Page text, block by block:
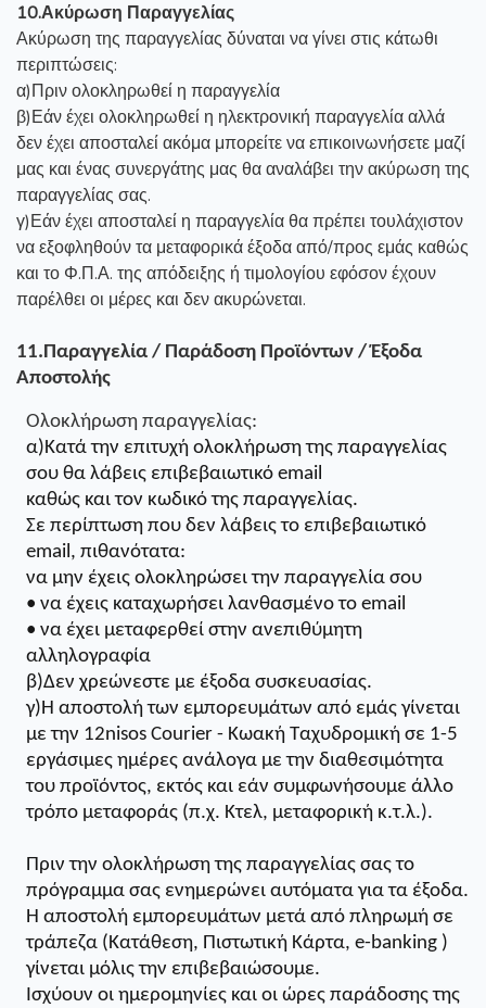
10.Ακύρωση Παραγγελίας
Ακύρωση της παραγγελίας δύναται να γίνει στις κάτωθι
περιπτώσεις:
α)Πριν ολοκληρωθεί η παραγγελία
β)Εάν έχει ολοκληρωθεί η ηλεκτρονική παραγγελία αλλά
δεν έχει αποσταλεί ακόμα μπορείτε να επικοινωνήσετε μαζί
μας και ένας συνεργάτης μας θα αναλάβει την ακύρωση της
παραγγελίας σας.
γ)Εάν έχει αποσταλεί η παραγγελία θα πρέπει τουλάχιστον
να εξοφληθούν τα μεταφορικά έξοδα από/προς εμάς καθώς
και το Φ.Π.Α. της απόδειξης ή τιμολογίου εφόσον έχουν
παρέλθει οι μέρες και δεν ακυρώνεται.
11.Παραγγελία / Παράδοση Προϊόντων / Έξοδα
Αποστολής
Ολοκλήρωση παραγγελίας:
α)Κατά την επιτυχή ολοκλήρωση της παραγγελίας
σου θα λάβεις επιβεβαιωτικό email
καθώς και τον κωδικό της παραγγελίας.
Σε περίπτωση που δεν λάβεις το επιβεβαιωτικό
email, πιθανότατα:
να μην έχεις ολοκληρώσει την παραγγελία σου
• να έχεις καταχωρήσει λανθασμένο το email
• να έχει μεταφερθεί στην ανεπιθύμητη
αλληλογραφία
β)Δεν χρεώνεστε με έξοδα συσκευασίας.
γ)Η αποστολή των εμπορευμάτων από εμάς γίνεται
με την 12nisos Courier - Κωακή Ταχυδρομική σε 1-5
εργάσιμες ημέρες ανάλογα με την διαθεσιμότητα
του προϊόντος, εκτός και εάν συμφωνήσουμε άλλο
τρόπο μεταφοράς (π.χ. Κτελ, μεταφορική κ.τ.λ.).
Πριν την ολοκλήρωση της παραγγελίας σας το
πρόγραμμα σας ενημερώνει αυτόματα για τα έξοδα.
Η αποστολή εμπορευμάτων μετά από πληρωμή σε
τράπεζα (Κατάθεση, Πιστωτική Κάρτα,e-banking )
γίνεται μόλις την επιβεβαιώσουμε.
Ισχύουν οι ημερομηνίες και οι ώρες παράδοσης της